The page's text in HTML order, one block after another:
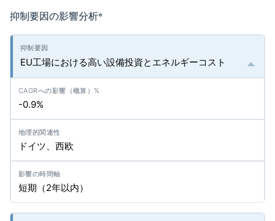
抑制要因の影響分析*
EU工場における高い設備投資とエネルギーコスト
-0.9%
ドイツ、西欧
短期（2年以内）